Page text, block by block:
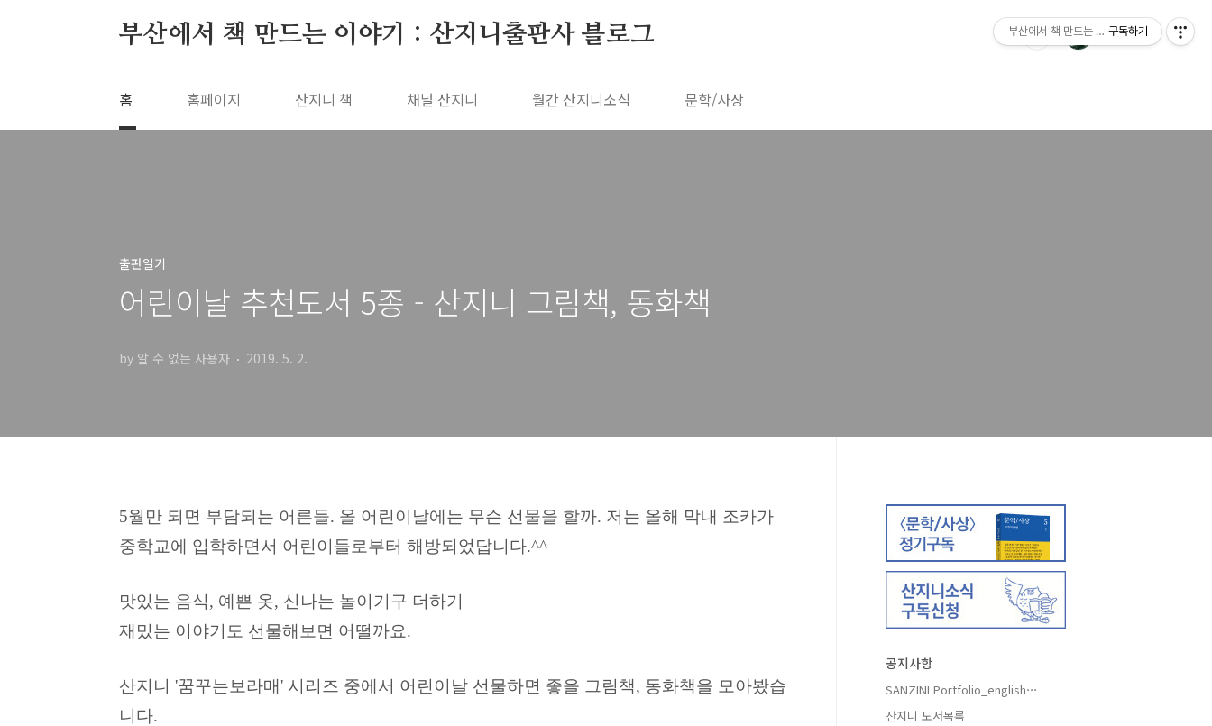
부산에서 책 만드는 이야기 : 산지니출판사 블로그
홈 홈페이지 산지니 책 채널 산지니 월간 산지니소식 문학/사상
출판일기
어린이날 추천도서 5종 - 산지니 그림책, 동화책
by 알 수 없는 사용자 2019. 5. 2.
5월만 되면 부담되는 어른들. 올 어린이날에는 무슨 선물을 할까. 저는 올해 막내 조카가
중학교에 입학하면서 어린이들로부터 해방되었답니다.^^
맛있는 음식, 예쁜 옷, 신나는 놀이기구 더하기
재밌는 이야기도 선물해보면 어떨까요.
산지니 '꿈꾸는보라매' 시리즈 중에서 어린이날 선물하면 좋을 그림책, 동화책을 모아봤습
니다.
공지사항
SANZINI Portfolio_english⋯
산지니 도서목록
부산에서 책 만드는 이야기 : 산지니출판사 블
구독하기